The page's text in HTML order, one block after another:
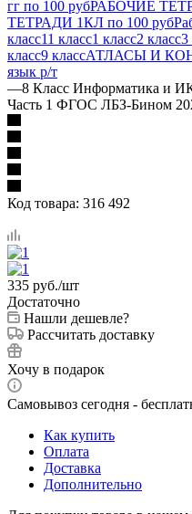
гг по 100 рубРАБОЧИЕ
ТЕТРАДИ 1КЛ по 100 руб
класс11 класс1 класс2 класс3
класс9 классАТЛАСЫ И
язык р/т
—8 Класс Информатика и
Часть 1 ФГОС ЛБЗ-Бином
Код товара: 316 492
335 руб./шт
Достаточно
Нашли дешевле?
Рассчитать доставку
Хочу в подарок
Самовывоз сегодня -
Как купить
Оплата
Доставка
Дополнительно